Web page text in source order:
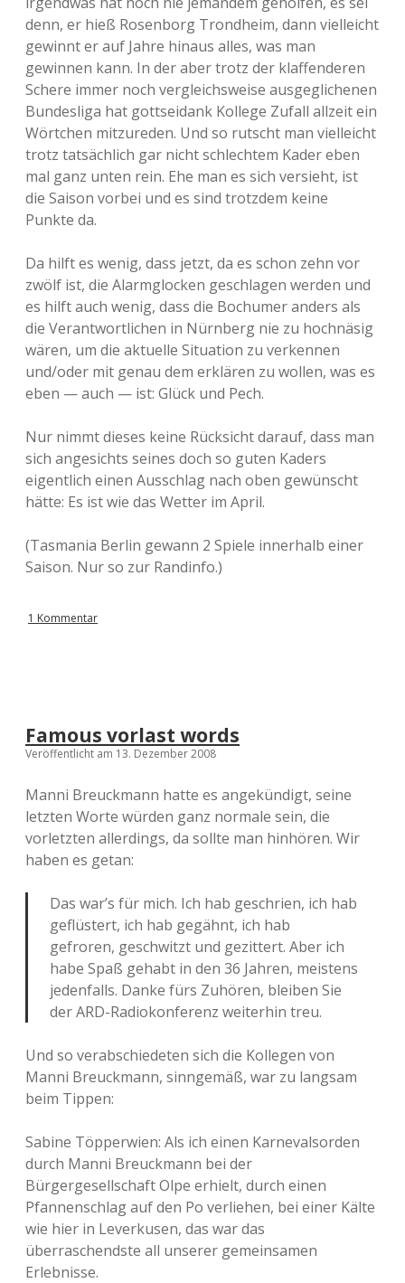
denn, er hieß Rosenborg Trondheim, dann vielleicht
gewinnt er auf Jahre hinaus alles, was man
gewinnen kann. In der aber trotz der klaffenderen
Schere immer noch vergleichsweise ausgeglichenen
Bundesliga hat gottseidank Kollege Zufall allzeit ein
Wörtchen mitzureden. Und so rutscht man vielleicht
trotz tatsächlich gar nicht schlechtem Kader eben
mal ganz unten rein. Ehe man es sich versieht, ist
die Saison vorbei und es sind trotzdem keine
Punkte da.
Da hilft es wenig, dass jetzt, da es schon zehn vor
zwölf ist, die Alarmglocken geschlagen werden und
es hilft auch wenig, dass die Bochumer anders als
die Verantwortlichen in Nürnberg nie zu hochnäsig
wären, um die aktuelle Situation zu verkennen
und/oder mit genau dem erklären zu wollen, was es
eben — auch — ist: Glück und Pech.
Nur nimmt dieses keine Rücksicht darauf, dass man
sich angesichts seines doch so guten Kaders
eigentlich einen Ausschlag nach oben gewünscht
hätte: Es ist wie das Wetter im April.
(Tasmania Berlin gewann 2 Spiele innerhalb einer
Saison. Nur so zur Randinfo.)
1 Kommentar
Famous vorlast words
Veröffentlicht am 13. Dezember 2008
Manni Breuckmann hatte es angekündigt, seine
letzten Worte würden ganz normale sein, die
vorletzten allerdings, da sollte man hinhören. Wir
haben es getan:
Das war’s für mich. Ich hab geschrien, ich hab
geflüstert, ich hab gegähnt, ich hab
gefroren, geschwitzt und gezittert. Aber ich
habe Spaß gehabt in den 36 Jahren, meistens
jedenfalls. Danke fürs Zuhören, bleiben Sie
der ARD-Radiokonferenz weiterhin treu.
Und so verabschiedeten sich die Kollegen von
Manni Breuckmann, sinngemäß, war zu langsam
beim Tippen:
Sabine Töpperwien: Als ich einen Karnevalsorden
durch Manni Breuckmann bei der
Bürgergesellschaft Olpe erhielt, durch einen
Pfannenschlag auf den Po verliehen, bei einer Kälte
wie hier in Leverkusen, das war das
überraschendste all unserer gemeinsamen
Erlebnisse.